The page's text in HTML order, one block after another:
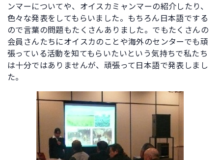
ンマーについてや、オイスカミャンマーの紹介したり、
色々な発表をしてもらいました。もちろん日本語でする
ので言葉の問題もたくさんありました。でもたくさんの
会員さんたちにオイスカのことや海外のセンターでも頑
張っている活動を知てもらいたいという気持ちで私たち
は十分ではありませんが、頑張って日本語で発表しまし
た。